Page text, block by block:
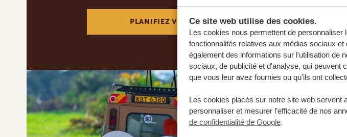
Ce site web utilise des cookies.
Les cookies nous permettent de personnaliser
fonctionnalités relatives aux médias sociaux
également des informations sur l'utilisation de
sociaux, de publicité et d'analyse, qui peuvent
que vous leur avez fournies ou qu'ils ont
Les cookies placés sur notre site web servent
personnaliser et mesurer l’efficacité de nos
de confidentialité de Google.
PLANIFIEZ VOTRE AVENTURE